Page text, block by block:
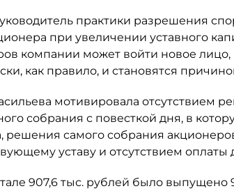
практики разрешения
при увеличении уставного
компании может войти новое
как правило, и становятся
мотивировала отсутствием
собрания с повесткой дня, в
решения самого собрания
уставу и отсутствием оплаты
907,6 тыс. рублей было